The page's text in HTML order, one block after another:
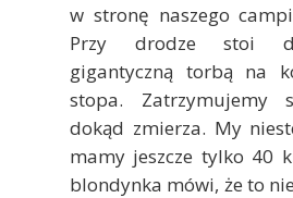
w stronę naszego
Przy drodze stoi
gigantyczną torbą na
stopa.
dokąd zmierza. My
mamy jeszcze tylko 40
blondynka mówi, że to